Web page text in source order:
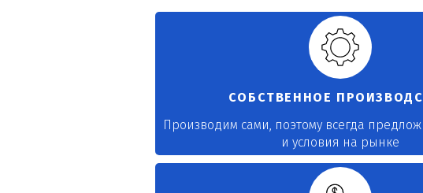
СОБСТВЕННОЕ
Производим сами, поэтому всегда
и условия на рынке